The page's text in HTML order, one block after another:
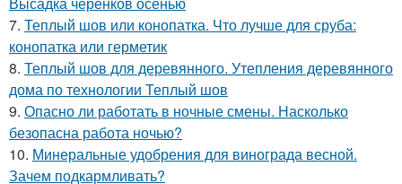
7. Теплый шов или конопатка. Что лучше для сруба:
конопатка или герметик
8. Теплый шов для деревянного. Утепления деревянного
дома по технологии Теплый шов
9. Опасно ли работать в ночные смены. Насколько
безопасна работа ночью?
10. Минеральные удобрения для винограда весной.
Зачем подкармливать?